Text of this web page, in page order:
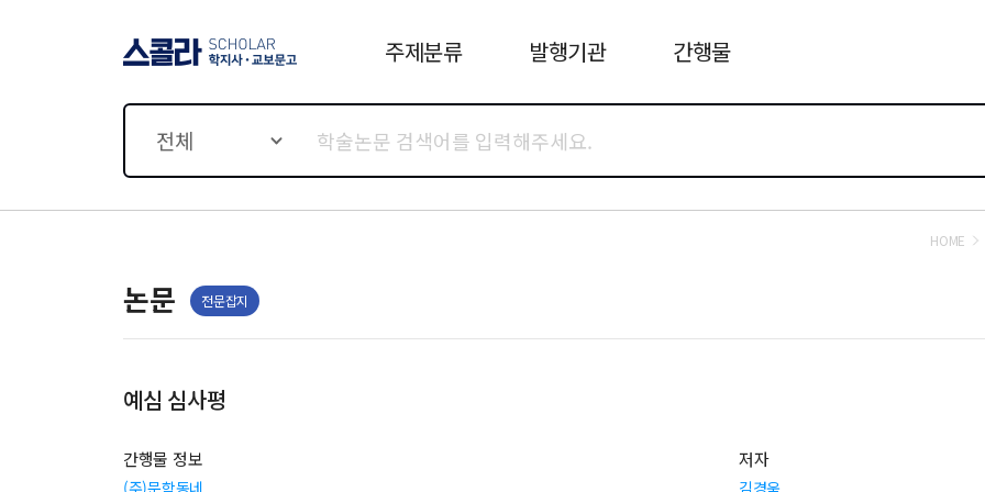
주제분류 발행기관 간행물
전체
HOME
논문 전문잡지
예심 심사평
간행물 정보 저자